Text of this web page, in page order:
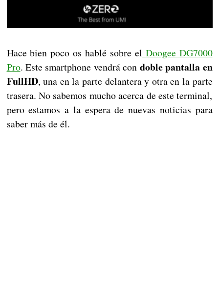
Hace bien poco os hablé sobre el Doogee DG7000
Pro. Este smartphone vendrá con doble pantalla en
FullHD, una en la parte delantera y otra en la parte
trasera. No sabemos mucho acerca de este terminal,
pero estamos a la espera de nuevas noticias para
saber más de él.